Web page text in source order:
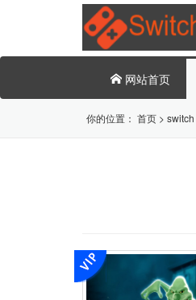
网站首页
你的位置： 首页 > switch